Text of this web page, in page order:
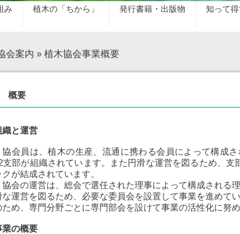
み 植木の「ちから」 発行書籍・出版物 知って
会案内 » 植木協会事業概要
概要
織と運営
会員は、植木の生産、流通に携わる会員によって構成さ
支部が組織されています。また円滑な運営を図るため、支
クが結成されています。
会の運営は、総会で選任された理事によって構成される
な運営を図るため、必要な委員会を設置して事業を進めて
ため、専門分野ごとに専門部会を設けて事業の活性化に努め
業の概要